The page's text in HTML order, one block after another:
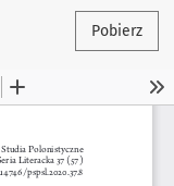
Pobierz